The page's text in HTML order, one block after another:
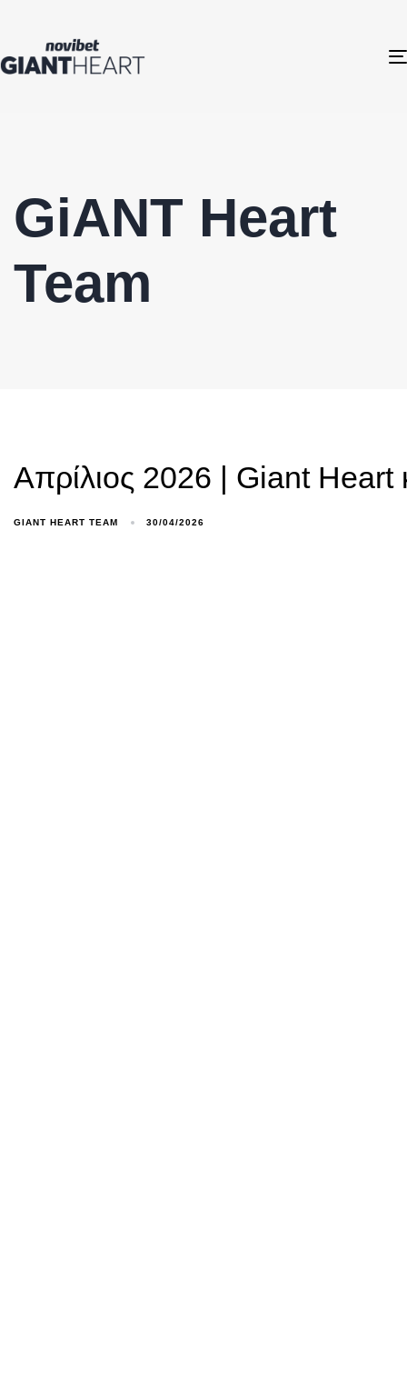
GiANT Heart
Team
Απρίλιος 2026 | Giant Heart
GIANT HEART TEAM 30/04/2026